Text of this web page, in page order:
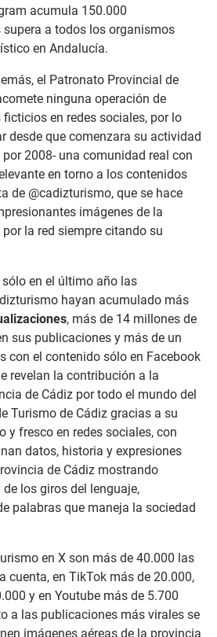
acumula 150.000
supera a todos los organismos
en Andalucía.
el Patronato Provincial de
ninguna operación de
en redes sociales, por lo
desde que comenzara su actividad
2008- una comunidad real con
en torno a los contenidos
de @cadizturismo, que se hace
imágenes de la
la red siempre citando su
en el último año las
hayan acumulado más
, más de 14 millones de
sus publicaciones y más de un
con el contenido sólo en Facebook
revelan la contribución a la
de Cádiz por todo el mundo del
Turismo de Cádiz gracias a su
y fresco en redes sociales, con
datos, historia y expresiones
de Cádiz mostrando
los giros del lenguaje,
palabras que maneja la sociedad
en X son más de 40.000 las
cuenta, en TikTok más de 20.000,
y en Youtube más de 5.700
a las publicaciones más virales se
imágenes aéreas de la provincia